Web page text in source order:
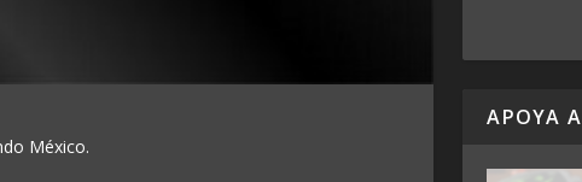
México.
APOYA